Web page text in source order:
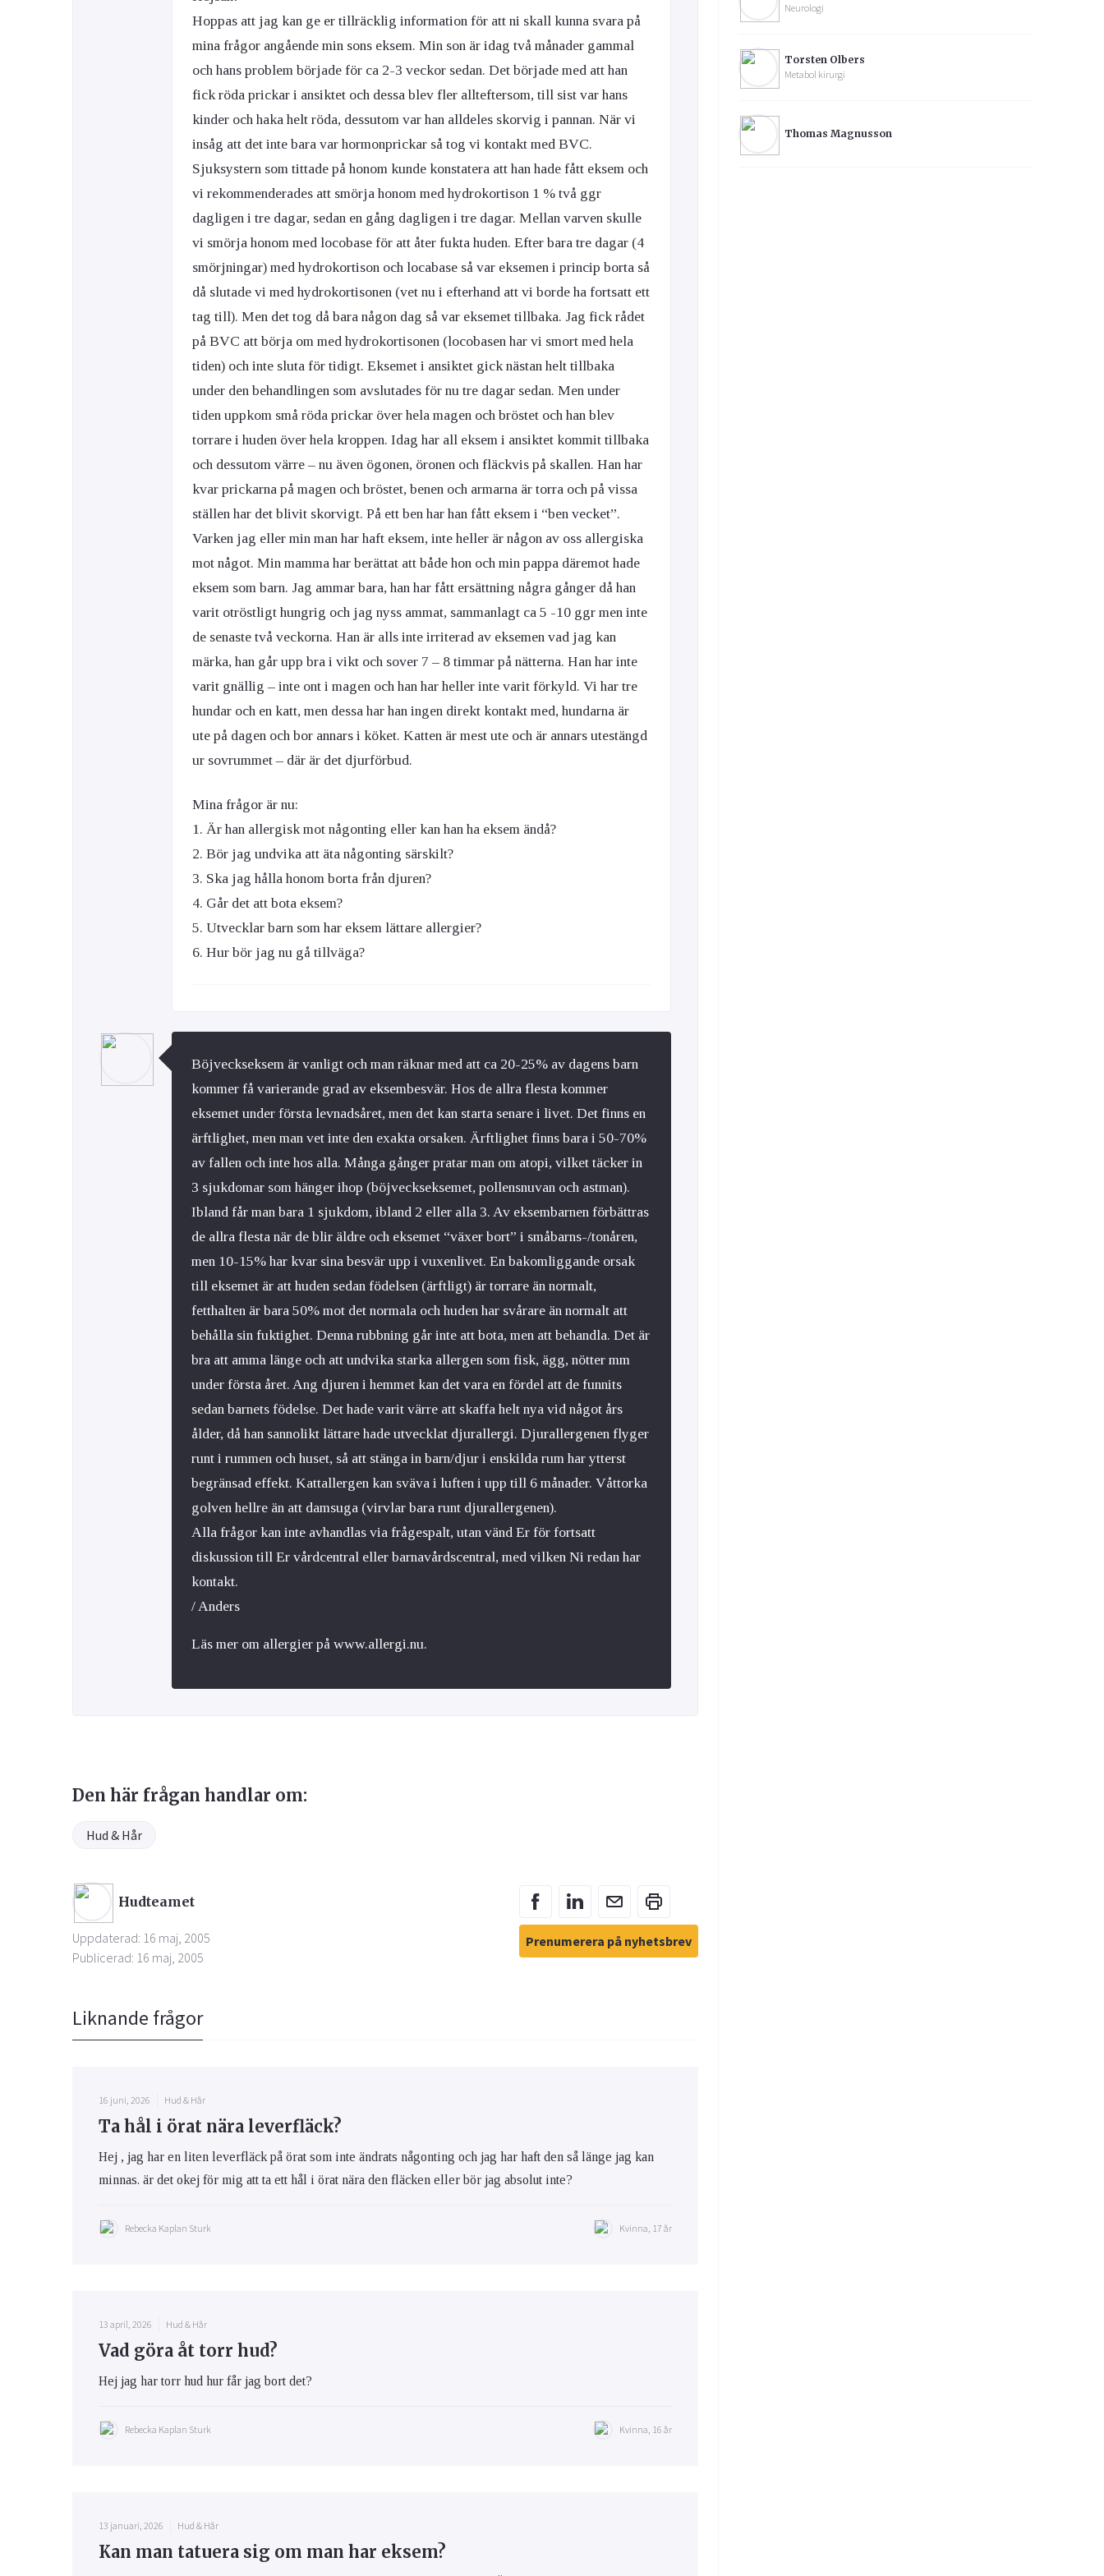
Hoppas att jag kan ge er tillräcklig information för att ni skall kunna svara på
mina frågor angående min sons eksem. Min son är idag två månader gammal
och hans problem började för ca 2-3 veckor sedan. Det började med att han
fick röda prickar i ansiktet och dessa blev fler allteftersom, till sist var hans
kinder och haka helt röda, dessutom var han alldeles skorvig i pannan. När vi
insåg att det inte bara var hormonprickar så tog vi kontakt med BVC.
Sjuksystern som tittade på honom kunde konstatera att han hade fått eksem och
vi rekommenderades att smörja honom med hydrokortison 1 % två ggr
dagligen i tre dagar, sedan en gång dagligen i tre dagar. Mellan varven skulle
vi smörja honom med locobase för att åter fukta huden. Efter bara tre dagar (4
smörjningar) med hydrokortison och locabase så var eksemen i princip borta så
då slutade vi med hydrokortisonen (vet nu i efterhand att vi borde ha fortsatt ett
tag till). Men det tog då bara någon dag så var eksemet tillbaka. Jag fick rådet
på BVC att börja om med hydrokortisonen (locobasen har vi smort med hela
tiden) och inte sluta för tidigt. Eksemet i ansiktet gick nästan helt tillbaka
under den behandlingen som avslutades för nu tre dagar sedan. Men under
tiden uppkom små röda prickar över hela magen och bröstet och han blev
torrare i huden över hela kroppen. Idag har all eksem i ansiktet kommit tillbaka
och dessutom värre – nu även ögonen, öronen och fläckvis på skallen. Han har
kvar prickarna på magen och bröstet, benen och armarna är torra och på vissa
ställen har det blivit skorvigt. På ett ben har han fått eksem i “ben vecket”.
Varken jag eller min man har haft eksem, inte heller är någon av oss allergiska
mot något. Min mamma har berättat att både hon och min pappa däremot hade
eksem som barn. Jag ammar bara, han har fått ersättning några gånger då han
varit otröstligt hungrig och jag nyss ammat, sammanlagt ca 5 -10 ggr men inte
de senaste två veckorna. Han är alls inte irriterad av eksemen vad jag kan
märka, han går upp bra i vikt och sover 7 – 8 timmar på nätterna. Han har inte
varit gnällig – inte ont i magen och han har heller inte varit förkyld. Vi har tre
hundar och en katt, men dessa har han ingen direkt kontakt med, hundarna är
ute på dagen och bor annars i köket. Katten är mest ute och är annars utestängd
ur sovrummet – där är det djurförbud.
Mina frågor är nu:
1. Är han allergisk mot någonting eller kan han ha eksem ändå?
2. Bör jag undvika att äta någonting särskilt?
3. Ska jag hålla honom borta från djuren?
4. Går det att bota eksem?
5. Utvecklar barn som har eksem lättare allergier?
6. Hur bör jag nu gå tillväga?
Böjveckseksem är vanligt och man räknar med att ca 20-25% av dagens barn
kommer få varierande grad av eksembesvär. Hos de allra flesta kommer
eksemet under första levnadsåret, men det kan starta senare i livet. Det finns en
ärftlighet, men man vet inte den exakta orsaken. Ärftlighet finns bara i 50-70%
av fallen och inte hos alla. Många gånger pratar man om atopi, vilket täcker in
3 sjukdomar som hänger ihop (böjveckseksemet, pollensnuvan och astman).
Ibland får man bara 1 sjukdom, ibland 2 eller alla 3. Av eksembarnen förbättras
de allra flesta när de blir äldre och eksemet “växer bort” i småbarns-/tonåren,
men 10-15% har kvar sina besvär upp i vuxenlivet. En bakomliggande orsak
till eksemet är att huden sedan födelsen (ärftligt) är torrare än normalt,
fetthalten är bara 50% mot det normala och huden har svårare än normalt att
behålla sin fuktighet. Denna rubbning går inte att bota, men att behandla. Det är
bra att amma länge och att undvika starka allergen som fisk, ägg, nötter mm
under första året. Ang djuren i hemmet kan det vara en fördel att de funnits
sedan barnets födelse. Det hade varit värre att skaffa helt nya vid något års
ålder, då han sannolikt lättare hade utvecklat djurallergi. Djurallergenen flyger
runt i rummen och huset, så att stänga in barn/djur i enskilda rum har ytterst
begränsad effekt. Kattallergen kan sväva i luften i upp till 6 månader. Våttorka
golven hellre än att damsuga (virvlar bara runt djurallergenen).
Alla frågor kan inte avhandlas via frågespalt, utan vänd Er för fortsatt
diskussion till Er vårdcentral eller barnavårdscentral, med vilken Ni redan har
kontakt.
/ Anders
Läs mer om allergier på www.allergi.nu.
Den här frågan handlar om:
Hud & Hår
Hudteamet
Uppdaterad: 16 maj, 2005
Publicerad: 16 maj, 2005
Prenumerera på nyhetsbrev
Liknande frågor
16 juni, 2026 Hud & Hår
Ta hål i örat nära leverfläck?
Hej , jag har en liten leverfläck på örat som inte ändrats någonting och jag har haft den så länge jag kan
minnas. är det okej för mig att ta ett hål i örat nära den fläcken eller bör jag absolut inte?
Rebecka Kaplan Sturk Kvinna, 17 år
13 april, 2026 Hud & Hår
Vad göra åt torr hud?
Hej jag har torr hud hur får jag bort det?
Rebecka Kaplan Sturk Kvinna, 16 år
13 januari, 2026 Hud & Hår
Kan man tatuera sig om man har eksem?
Neurologi
Torsten Olbers
Metabol kirurgi
Thomas Magnusson